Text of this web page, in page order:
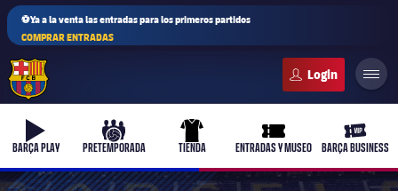
⚽Ya a la venta las entradas para los primeros partidos
COMPRAR ENTRADAS
b-play
BARÇA PLAY
culers-ball
PRETEMPORADA
uniform
TIENDA
ticket-full
ENTRADAS Y MUSEO
ticket-
BARÇA BUSINESS